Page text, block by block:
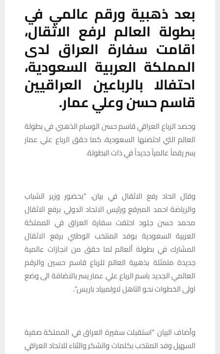
بعد ذهبية ورقم عالمي في
بطولة العالم لرفع الاثقال،
اقامت سفارة العراق لدى
المملكة العربية السعودية،
احتفالا بالرباعين العراقيين
قاسم حسن وعلي عمار.
وحصد الرباع العراقي قاسم حسن الوسام الذهبي في بطولة
العالم التي احتضنها السعودية، كما حقق الرباع علي عمار
يسر رقماً عالمياً جديداً في ذات البطولة.
وقال اتحاد رفع الاثقال في بيان، “بحضور وزير الشباب
والرياضة احمد المبرقع ورئيس الاتحاد الدولي برفع الاثقال
محمد حسن جلود احتفت سفارة العراق في المملكة
العربية السعودية بوفد المنتخب الوطني برفع الاثقال
المشارك في بطولة ألعالم لما حقق من انجازات عالمية
جديدة متمثلة بذهبية العالم للرباع قاسم حسين والرقم
العالمي الجديد باسم الرباع علي عمار يسر بالاضافة الى وضع
اولى الخطوات نحو التاهل لاولمبياد باريس”.
وأضاف البيان “استقبلت سفيرة العراق في المملكة صفية
السهيل وفد المنتخب بكلمات والشكر والثناء للاتحاد العراقي